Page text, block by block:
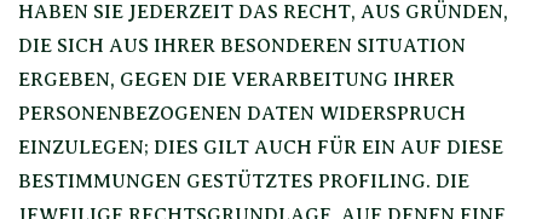
HABEN SIE JEDERZEIT DAS RECHT, AUS GRÜNDEN,
DIE SICH AUS IHRER BESONDEREN SITUATION
ERGEBEN, GEGEN DIE VERARBEITUNG IHRER
PERSONENBEZOGENEN DATEN WIDERSPRUCH
EINZULEGEN; DIES GILT AUCH FÜR EIN AUF DIESE
BESTIMMUNGEN GESTÜTZTES PROFILING. DIE